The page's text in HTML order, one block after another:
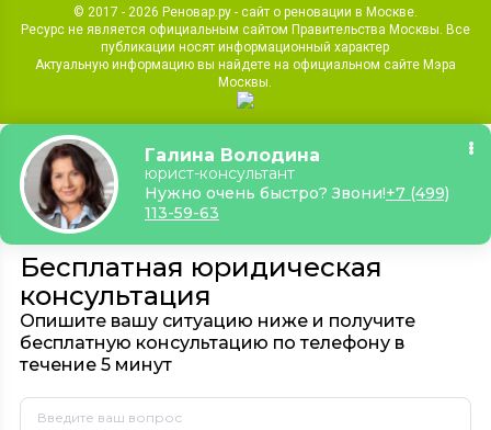
© 2017 - 2026 Реновар.ру - сайт о реновации в Москве.
Ресурс не является официальным сайтом Правительства Москвы. Все
публикации носят информационный характер
Актуальную информацию вы найдете на официальном сайте Мэра
Москвы.